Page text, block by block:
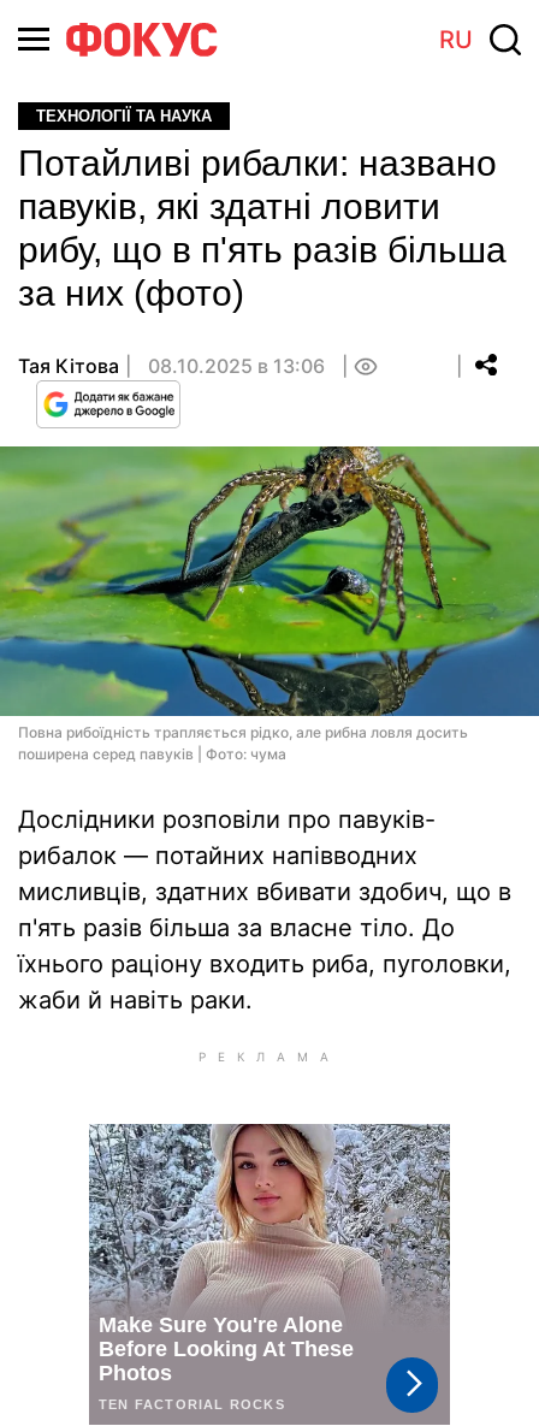
RU
ТЕХНОЛОГІЇ ТА НАУКА
Потайливі рибалки: названо
павуків, які здатні ловити
рибу, що в п'ять разів більша
за них (фото)
Тая Кітова 08.10.2025 в 13:06
Повна рибоїдність трапляється рідко, але рибна ловля досить
поширена серед павуків | Фото: чума
Дослідники розповіли про павуків-
рибалок — потайних напівводних
мисливців, здатних вбивати здобич, що в
п'ять разів більша за власне тіло. До
їхнього раціону входить риба, пуголовки,
жаби й навіть раки.